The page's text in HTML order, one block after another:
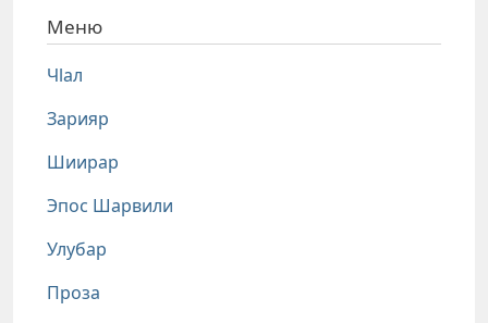
Меню
Чlал
Зарияр
Шиирар
Эпос Шарвили
Улубар
Проза